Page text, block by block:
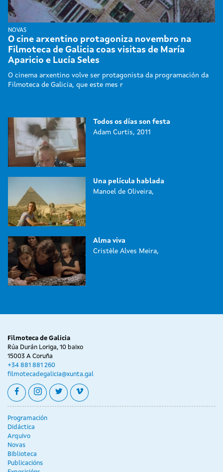
NOVAS
O cine arxentino protagoniza novembro na
Filmoteca de Galicia coas visitas de María
Aparicio e Lucía Seles
O cinema arxentino volve ser protagonista da programación da
Filmoteca de Galicia, que este mes r
Todos os días son festa
Adam Curtis, 2011
Una película hablada
Manoel de Oliveira,
Alma viva
Cristèle Alves Meira,
Filmoteca de Galicia
Rúa Durán Loriga, 10 baixo
15003 A Coruña
+34 881 881 260
filmotecadegalicia@xunta.gal
facebookinstagram
twittervimeo
Programación
Didáctica
Arquivo
Novas
Biblioteca
Publicacións